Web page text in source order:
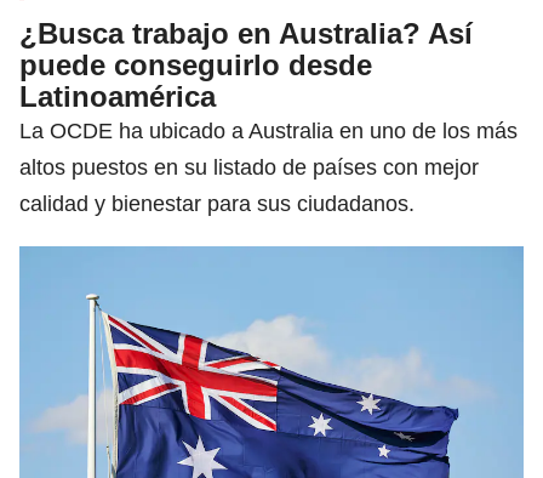
¿Busca trabajo en Australia? Así
puede conseguirlo desde
Latinoamérica
La OCDE ha ubicado a Australia en uno de los más
altos puestos en su listado de países con mejor
calidad y bienestar para sus ciudadanos.